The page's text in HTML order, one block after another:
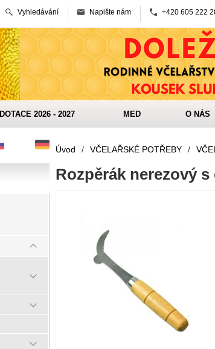
Vyhledávání Napište nám +420 605 222
DOTACE 2026 - 2027 MED O NÁS
Úvod / VČELAŘSKÉ POTŘEBY /
Rozpěrák nerezový